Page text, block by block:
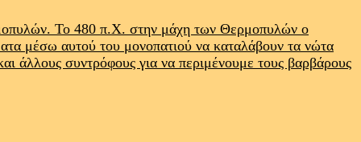
Το 480 π.Χ. στην μάχη των Θερμοπυλών ο
μέσω αυτού του μονοπατιού να καταλάβουν τα νώτα
άλλους συντρόφους για να περιμένουμε τους βαρβάρους